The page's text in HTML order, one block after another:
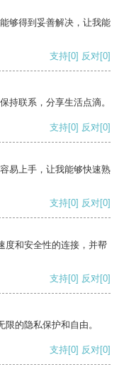
够得到妥善解决，让我能
支持[0] 反对[0]
持联系，分享生活点滴。
支持[0] 反对[0]
易上手，让我能够快速熟
支持[0] 反对[0]
度和安全性的连接，并帮
支持[0] 反对[0]
的隐私保护和自由。
支持[0] 反对[0]